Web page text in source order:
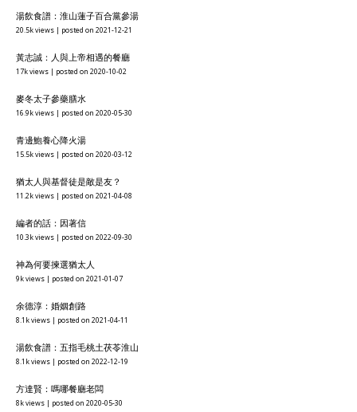
湯飲食譜：淮山蓮子百合黨參湯
20.5k views | posted on 2021-12-21
黃志誠：人與上帝相遇的餐廳
17k views | posted on 2020-10-02
麥冬太子參藥膳水
16.9k views | posted on 2020-05-30
青邊鮑養心降火湯
15.5k views | posted on 2020-03-12
猶太人與基督徒是敵是友？
11.2k views | posted on 2021-04-08
編者的話：因著信
10.3k views | posted on 2022-09-30
神為何要揀選猶太人
9k views | posted on 2021-01-07
余德淳：婚姻創路
8.1k views | posted on 2021-04-11
湯飲食譜：五指毛桃土茯苓淮山
8.1k views | posted on 2022-12-19
方達賢：嗎哪餐廳老闆
8k views | posted on 2020-05-30